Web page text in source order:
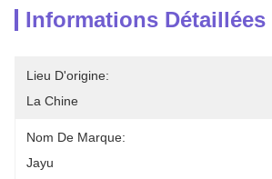
Informations Détaillées
Lieu D'origine:
La Chine
Nom De Marque:
Jayu